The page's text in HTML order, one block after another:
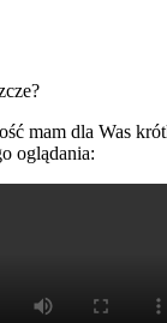
mam dla Was
oglądania: